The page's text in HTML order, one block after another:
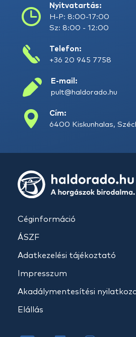
Nyitvatartás:
H-P: 8:00-17:00
Sz: 8:00 - 12:00
Telefon:
+36 20 945 7758
E-mail:
pult@haldorado.hu
Cím:
6400 Kiskunhalas,
Céginformáció
ÁSZF
Adatkezelési tájékoztató
Impresszum
Akadálymentesítési
Elállás